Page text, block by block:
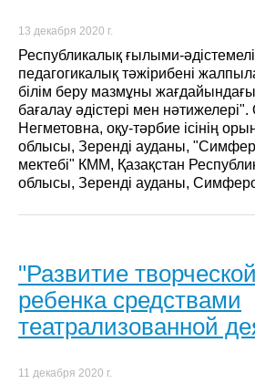
13 декабря 2020 г.
Республикалық ғылыми-
педагогикалық тәжірибені
білім беру мазмұны
бағалау әдістері мен
Негметовна, оқу-тәрбие ісінің
облысы, Зеренді ауданы,
мектебі" КММ, Қазақстан
облысы, Зеренді ауданы,
"Развитие
ребенка средствами
театрализованной
11 декабря 2020 г.